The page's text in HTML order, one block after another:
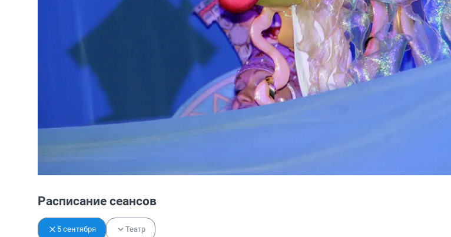
Расписание сеансов
5 сентября Театр